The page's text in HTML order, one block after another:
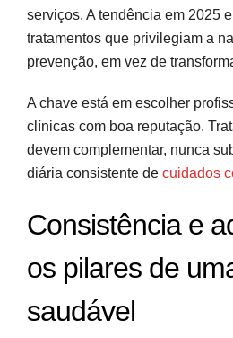
serviços. A tendência em 2025
tratamentos que privilegiam a
prevenção, em vez de
A chave está em escolher
clínicas com boa reputação.
devem complementar, nunca
diária consistente de cuidados
Consistência e
os pilares de
saudável